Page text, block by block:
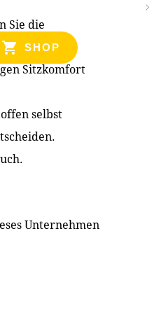
SHOP
Sie die
zu
Sitzkomfort
selbst
Unternehmen